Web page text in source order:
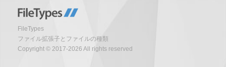
FileTypes
ファイル拡張子とファイルの種類
Copyright © 2017-2026 All rights reserved